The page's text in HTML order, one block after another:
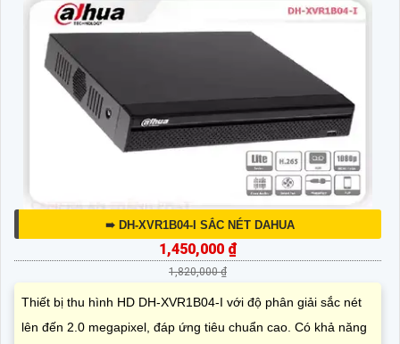
➠ DH-XVR1B04-I SẮC NÉT DAHUA
1,450,000 ₫
1,820,000 ₫
Thiết bị thu hình HD DH-XVR1B04-I với độ phân giải sắc nét
lên đến 2.0 megapixel, đáp ứng tiêu chuẩn cao. Có khả năng